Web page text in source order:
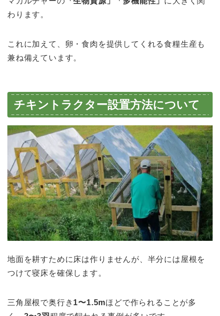
わります。
これに加えて、卵・食肉を提供してくれる食糧生産も
兼ね備えています。
チキントラクター設置方法について
地面を耕すために床は作りませんが、半分には屋根を
つけて寝床を確保します。
三角屋根で奥行き 1〜1.5mほどで作られることが多